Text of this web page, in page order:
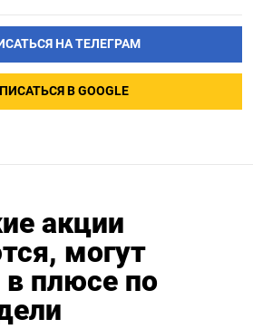
НА ТЕЛЕГРАМ
В GOOGLE
акции
могут
в плюсе по